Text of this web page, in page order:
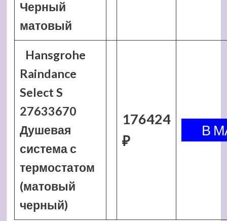
Черный
матовый
Hansgrohe
Raindance
Select S
27633670
Душевая
система с
термостатом
(матовый
черный)
176424
₽